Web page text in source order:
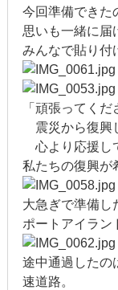
今回準備できた
思いも一緒に届
みんなで貼り付
「頑張ってくだ
震災から復興
心より応援し
私たちの復興が
大急ぎで準備し
ポートアイラン
途中通過したの
速道路。